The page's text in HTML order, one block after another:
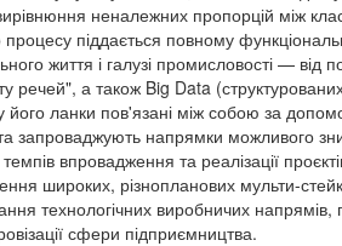
неналежних пропорцій між
процесу піддається повному
життя і галузі промисловості —
речей", а також Big Data
ланки пов'язані між собою за
та запроваджують напрямки можливого
впровадження та реалізації
широких, різнопланових мульти-
технологічних виробничих
сфери підприємництва.